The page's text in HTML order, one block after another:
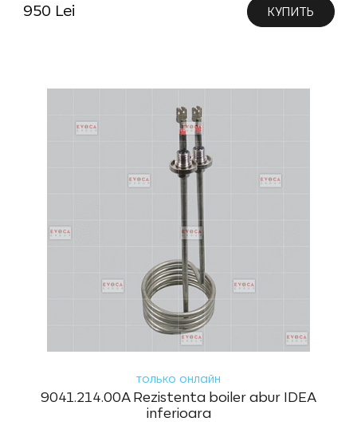
950 Lei КУПИТЬ
только онлайн
9041.214.00A Rezistenta boiler abur IDEA
inferioara